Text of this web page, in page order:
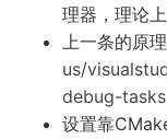
理器，理论
上一条的原
us/
debug-
设置靠